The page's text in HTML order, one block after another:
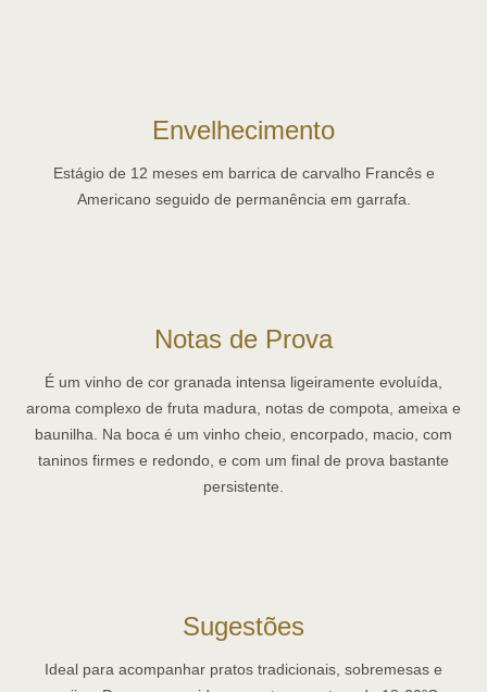
Envelhecimento
Estágio de 12 meses em barrica de carvalho Francês e
Americano seguido de permanência em garrafa.
Notas de Prova
É um vinho de cor granada intensa ligeiramente evoluída,
aroma complexo de fruta madura, notas de compota, ameixa e
baunilha. Na boca é um vinho cheio, encorpado, macio, com
taninos firmes e redondo, e com um final de prova bastante
persistente.
Sugestões
Ideal para acompanhar pratos tradicionais, sobremesas e